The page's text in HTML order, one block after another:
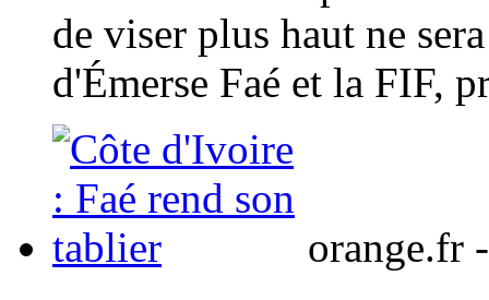
de viser plus haut ne
d'Émerse Faé et la FIF,
orange.fr